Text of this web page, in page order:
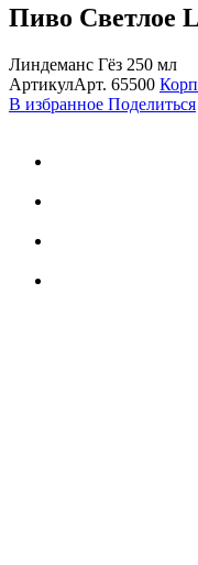
Пиво Светлое
Линдеманс Гёз 250 мл
АртикулАрт. 65500
В избранное Поделиться